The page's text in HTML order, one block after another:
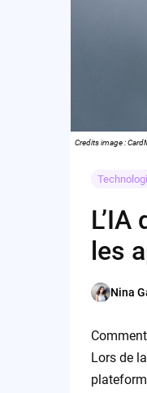
Credits image :
les
Posted
Nina
Lors de